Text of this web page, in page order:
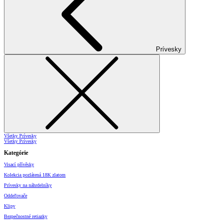
Prívesky
Všetky Prívesky
Všetky Prívesky
Kategórie
Visací přívěsky
Kolekcia pozlátená 18K zlatom
Prívesky na náhrdelníky
Oddeľovače
Klipy
Bezpečnostné retiazky